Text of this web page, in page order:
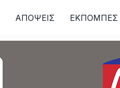
ΑΠΟΨΕΙΣ ΕΚΠΟΜΠΕΣ